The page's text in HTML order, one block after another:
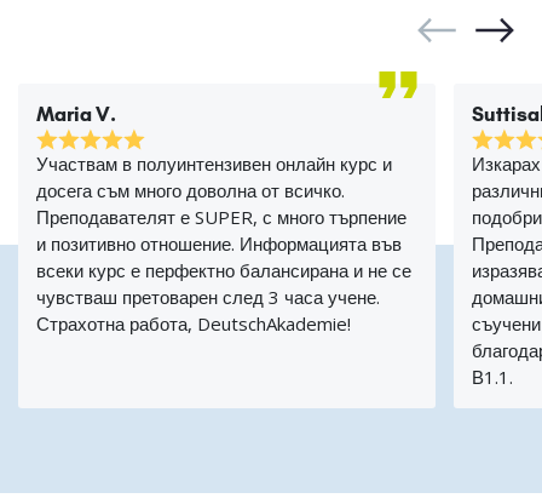
Maria V.
Участвам в полуинтензивен онлайн курс и
досега съм много доволна от всичко.
Преподавателят е SUPER, с много търпение
и позитивно отношение. Информацията във
всеки курс е перфектно балансирана и не се
чувстваш претоварен след 3 часа учене.
Страхотна работа, DeutschAkademie!
В1.1.